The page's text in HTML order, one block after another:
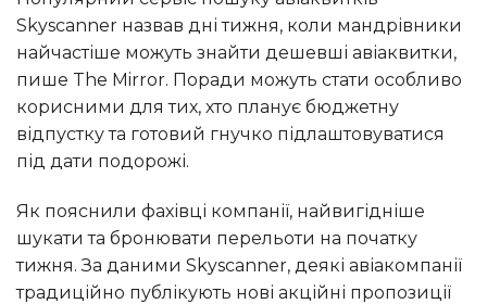
Skyscanner назвав дні тижня, коли мандрівники
найчастіше можуть знайти дешевші авіаквитки,
пише The Mirror. Поради можуть стати особливо
корисними для тих, хто планує бюджетну
відпустку та готовий гнучко підлаштовуватися
під дати подорожі.
Як пояснили фахівці компанії, найвигідніше
шукати та бронювати перельоти на початку
тижня. За даними Skyscanner, деякі авіакомпанії
традиційно публікують нові акційні пропозиції